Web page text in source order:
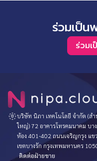
ร่วมเป็น
ร่วมเ
บริษัท นิภา เทคโนโลยี จำกัด (สำ
ใหญ่) 72 อาคารโทรคมนาคม บา
ห้อง 401-402 ถนนเจริญกรุง แข
เขตบางรัก กรุงเทพมหานคร
ติดต่อฝ่ายขาย